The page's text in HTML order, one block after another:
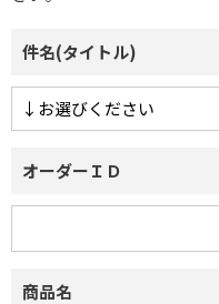
件名(タイトル)
オーダーＩＤ
商品名